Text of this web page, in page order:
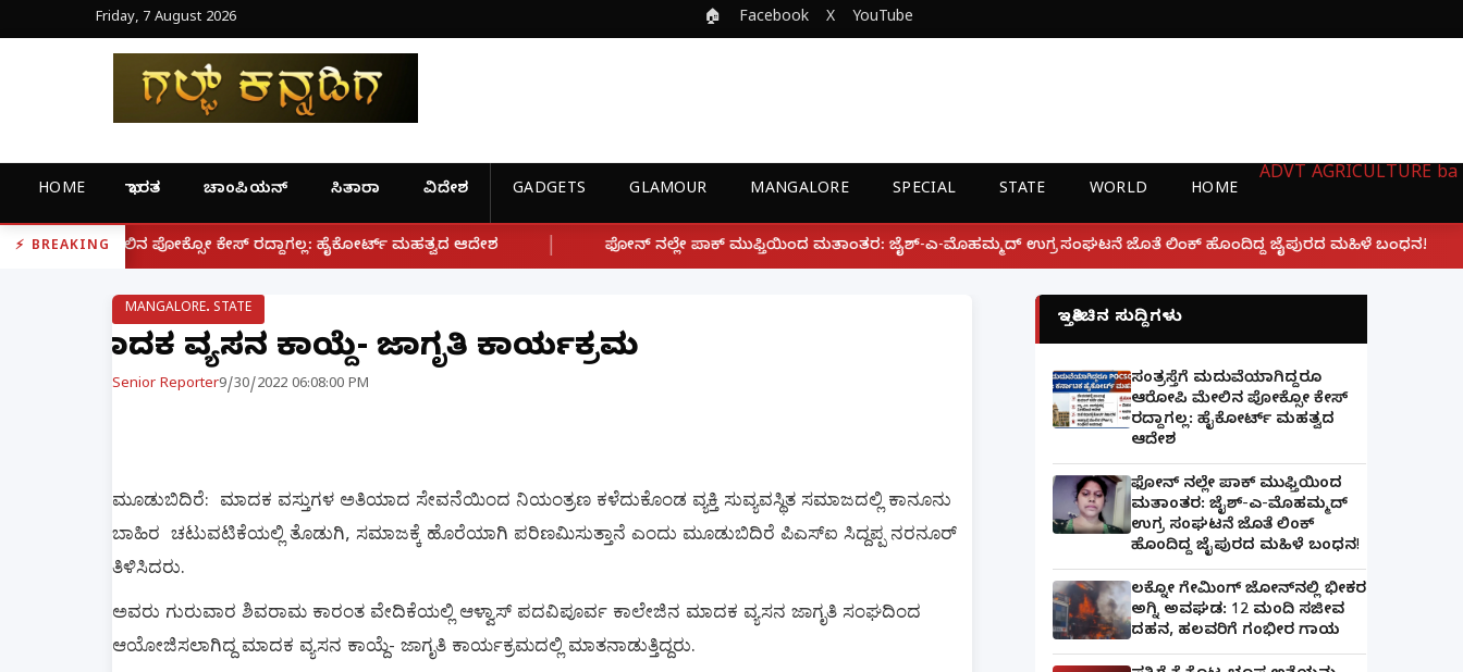
Friday, 7 August 2026 🏠 Facebook X YouTube
HOME ಭಾರತ ಚಾಂಪಿಯನ್ ಸಿತಾರಾ ವಿದೇಶ GADGETS GLAMOUR MANGALORE SPECIAL STATE WORLD HOME
ADVT AGRICULTURE ba
BREAKING
ರದ್ದಾಗಲ್ಲ: ಹೈಕೋರ್ಟ್ ಮಹತ್ವದ ಆದೇಶ | ಫೋನ್ ನಲ್ಲೇ ಪಾಕ್ ಮುಫ್ತಿಯಿಂದ ಮತಾಂತರ: ಜೈಶ್-ಎ-ಮೊಹಮ್ಮದ್ ಉಗ್ರ ಸಂಘಟನೆ ಜೊತೆ ಲಿಂಕ್ ಹೊಂದಿದ್ದ ಜೈಪುರದ ಮಹಿಳೆ ಬಂಧನ! | ಲಕ್ನೋ ಗೇಮಿಂಗ್
MANGALORE. STATE
ಮಾದಕ ವ್ಯಸನ ಕಾಯ್ದೆ- ಜಾಗೃತಿ ಕಾರ್ಯಕ್ರಮ
Senior Reporter9/30/2022 06:08:00 PM
ಮೂಡುಬಿದಿರೆ: ಮಾದಕ ವಸ್ತುಗಳ ಅತಿಯಾದ ಸೇವನೆಯಿಂದ ನಿಯಂತ್ರಣ ಕಳೆದುಕೊಂಡ ವ್ಯಕ್ತಿ ಸುವ್ಯವಸ್ಥಿತ ಸಮಾಜದಲ್ಲಿ ಕಾನೂನು
ಬಾಹಿರ ಚಟುವಟಿಕೆಯಲ್ಲಿ ತೊಡುಗಿ, ಸಮಾಜಕ್ಕೆ ಹೊರೆಯಾಗಿ ಪರಿಣಮಿಸುತ್ತಾನೆ ಎಂದು ಮೂಡುಬಿದಿರೆ ಪಿಎಸ್ಐ ಸಿದ್ದಪ್ಪ ನರನೂರ್
ತಿಳಿಸಿದರು.
ಅವರು ಗುರುವಾರ ಶಿವರಾಮ ಕಾರಂತ ವೇದಿಕೆಯಲ್ಲಿ ಆಳ್ವಾಸ್ ಪದವಿಪೂರ್ವ ಕಾಲೇಜಿನ ಮಾದಕ ವ್ಯಸನ ಜಾಗೃತಿ ಸಂಘದಿಂದ
ಆಯೋಜಿಸಲಾಗಿದ್ದ ಮಾದಕ ವ್ಯಸನ ಕಾಯ್ದೆ- ಜಾಗೃತಿ ಕಾರ್ಯಕ್ರಮದಲ್ಲಿ ಮಾತನಾಡುತ್ತಿದ್ದರು.
ಇತ್ತೀಚಿನ ಸುದ್ದಿಗಳು
ಸಂತ್ರಸ್ತೆಗೆ ಮದುವೆಯಾಗಿದ್ದರೂ
ಆರೋಪಿ ಮೇಲಿನ ಪೋಕ್ಸೋ ಕೇಸ್
ರದ್ದಾಗಲ್ಲ: ಹೈಕೋರ್ಟ್ ಮಹತ್ವದ
ಆದೇಶ
ಫೋನ್ ನಲ್ಲೇ ಪಾಕ್ ಮುಫ್ತಿಯಿಂದ
ಮತಾಂತರ: ಜೈಶ್-ಎ-ಮೊಹಮ್ಮದ್
ಉಗ್ರ ಸಂಘಟನೆ ಜೊತೆ ಲಿಂಕ್
ಹೊಂದಿದ್ದ ಜೈಪುರದ ಮಹಿಳೆ ಬಂಧನ!
ಲಕ್ನೋ ಗೇಮಿಂಗ್ ಜೋನ್‌ನಲ್ಲಿ ಭೀಕರ
ಅಗ್ನಿ ಅವಘಡ: 12 ಮಂದಿ ಸಜೀವ
ದಹನ, ಹಲವರಿಗೆ ಗಂಭೀರ ಗಾಯ